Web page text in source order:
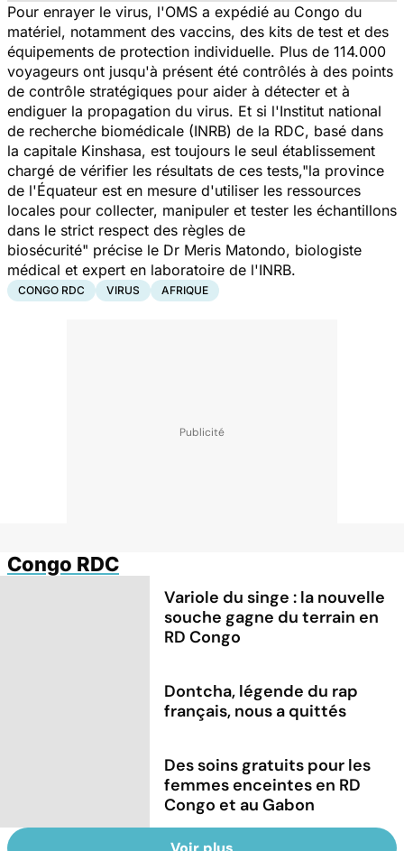
Pour enrayer le virus, l'OMS a expédié au Congo du
matériel, notamment des vaccins, des kits de test et des
équipements de protection individuelle. Plus de 114.000
voyageurs ont jusqu'à présent été contrôlés à des points
de contrôle stratégiques pour aider à détecter et à
endiguer la propagation du virus. Et si l'Institut national
de recherche biomédicale (INRB) de la RDC, basé dans
la capitale Kinshasa, est toujours le seul établissement
chargé de vérifier les résultats de ces tests,"la province
de l'Équateur est en mesure d'utiliser les ressources
locales pour collecter, manipuler et tester les échantillons
dans le strict respect des règles de
biosécurité" précise le Dr Meris Matondo, biologiste
médical et expert en laboratoire de l'INRB.
CONGO RDC VIRUS AFRIQUE
Congo RDC
Variole du singe : la nouvelle
souche gagne du terrain en
RD Congo
Dontcha, légende du rap
français, nous a quittés
Des soins gratuits pour les
femmes enceintes en RD
Congo et au Gabon